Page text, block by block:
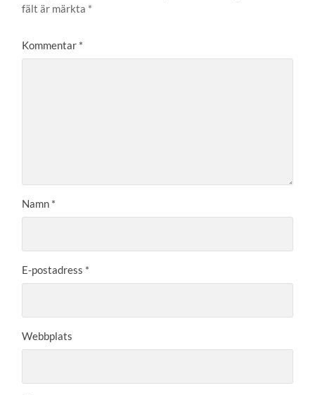
fält är märkta *
Kommentar *
Namn *
E-postadress *
Webbplats